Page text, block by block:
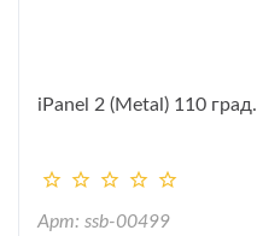
iPanel 2 (Metal) 110 град.
Арт: ssb-00499